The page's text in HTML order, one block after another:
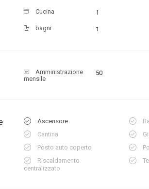
Cucina 1
bagni 1
Amministrazione
mensile
50
Ascensore
Cantina
Posto auto coperto
Riscaldamento
centralizzato